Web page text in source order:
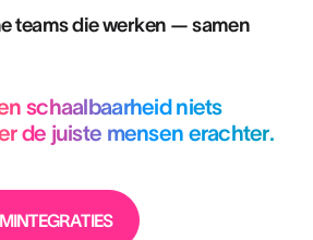
teams die werken — samen
schaalbaarheid niets
de juiste mensen erachter.